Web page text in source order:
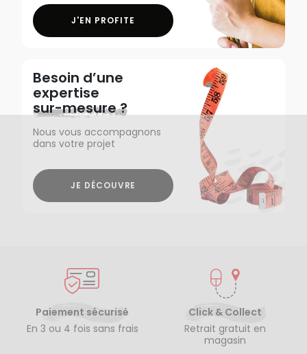
J'EN PROFITE
Besoin d’une
expertise
sur-mesure ?
Nous vous accompagnons
dans votre projet
JE DÉCOUVRE
Paiement sécurisé
En 3 ou 4 fois sans frais
Click & Collect
Retrait gratuit en
magasin